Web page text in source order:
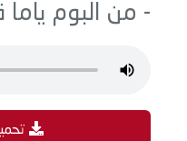
- من البوم ياما